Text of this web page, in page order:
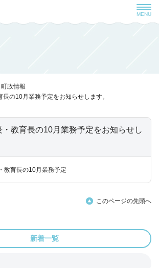
MENU
町政情報
の10月業務予定をお知らせします。
教育長の10月業務予定をお知らせし
教育長の10月業務予定
このページの先頭へ
新着一覧